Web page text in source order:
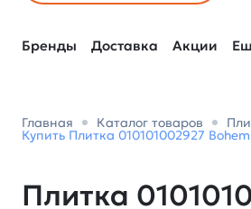
Бренды Доставка Акции
Главная Каталог товаров
Купить Плитка 010101002927
Плитка